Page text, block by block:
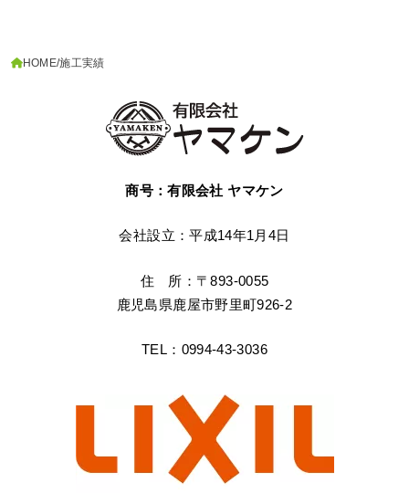
HOME 施工実績
商号：有限会社 ヤマケン
会社設立：平成14年1月4日
住 所：〒893-0055
鹿児島県鹿屋市野里町926-2
TEL：0994-43-3036